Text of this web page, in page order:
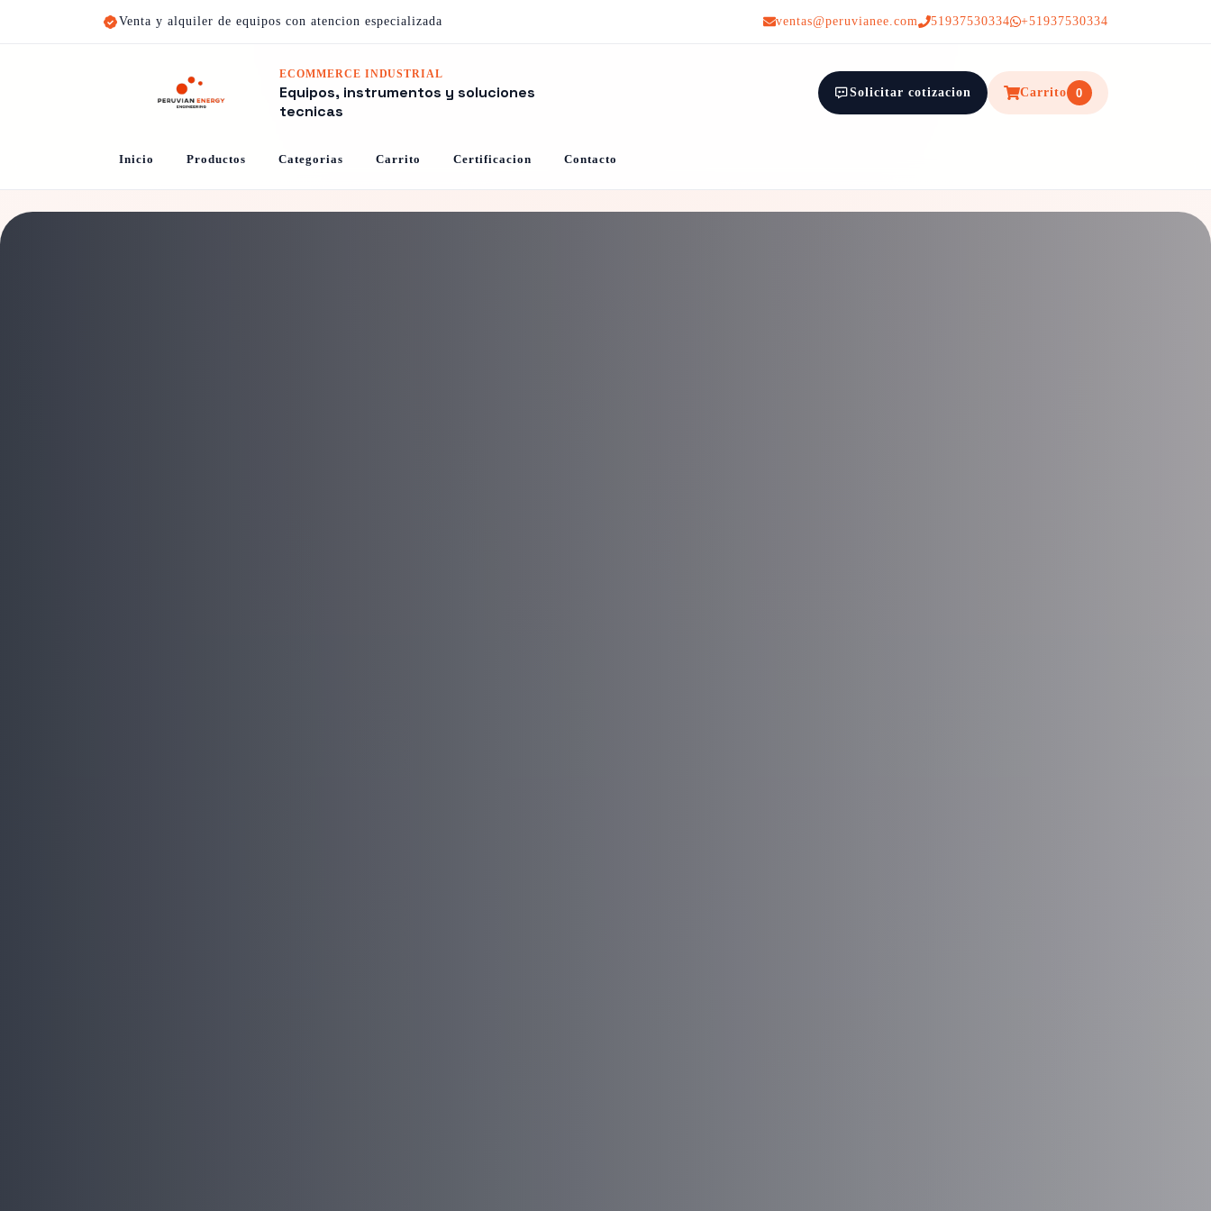
Venta y alquiler de equipos con atencion especializada ventas@peruvianee.com 51937530334 +51937530334
ECOMMERCE INDUSTRIAL
Equipos, instrumentos y soluciones
tecnicas
Solicitar cotizacion Carrito 0
Inicio Productos Categorias Carrito Certificacion Contacto